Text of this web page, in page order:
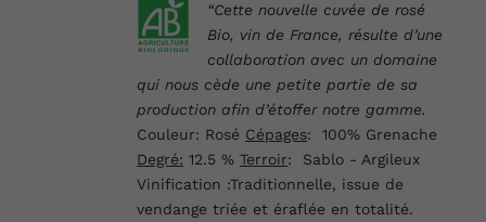
“Cette nouvelle cuvée de rosé
Bio, vin de France, résulte d’une
collaboration avec un domaine
qui nous cède une petite partie de sa
production afin d’étoffer notre gamme.
Couleur: Rosé Cépages: 100% Grenache
Degré: 12.5 %Terroir: Sablo - Argileux
Vinification :Traditionnelle, issue de
vendange triée et éraflée en totalité.